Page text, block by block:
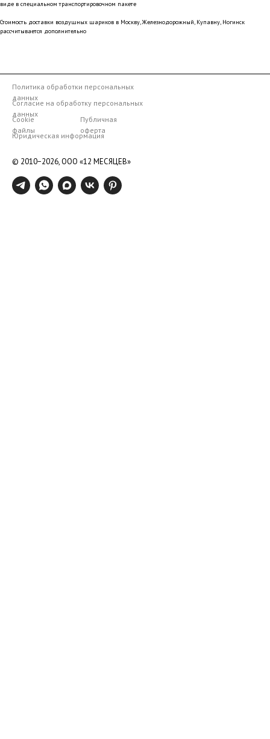
виде в специальном транспортировочном пакете
Стоимость доставки воздушных шариков в Москву, Железнодорожный, Купавну, Ногинск
рассчитывается дополнительно
Политика обработки персональных
данных
Согласие на обработку персональных
данных
Публичная
оферта
Cookie
файлы
Юридическая информация
© 2010−2026,ООО «12 МЕСЯЦЕВ»